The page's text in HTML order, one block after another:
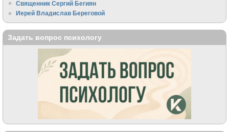
Священник Сергий Бегиян
Иерей Владислав Береговой
Задать вопрос психологу